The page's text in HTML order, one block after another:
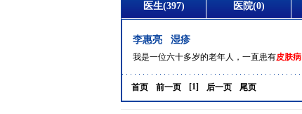
医生(397) 医院(0)
李惠亮 湿疹
我是一位六十多岁的老年人，一直患有皮肤病
首页 前一页 [1] 后一页 尾页